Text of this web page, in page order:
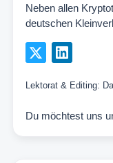
Neben allen
deutschen
Lektorat & Editing:
Du möchtest uns